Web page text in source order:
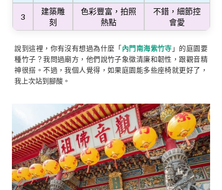
3
建築雕
刻
色彩豐富，拍照
熱點
不錯，細節控
會愛
說到這裡，你有沒有想過為什麼「內門南海紫竹寺 」的庭園要
種竹子？我問過廟方，他們說竹子象徵清廉和韌性，跟觀音精
神很搭。不過，我個人覺得，如果庭園能多些座椅就更好了，
我上次站到腳酸。